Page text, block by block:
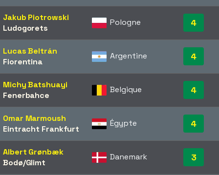
Jakub Piotrowski
Ludogorets
Pologne 4
Lucas Beltrán
Fiorentina
Argentine 4
Michy Batshuayi
Fenerbahce
Belgique 4
Omar Marmoush
Eintracht Frankfurt
Égypte 4
Albert Grønbæk
Bodø/Glimt
Danemark 3